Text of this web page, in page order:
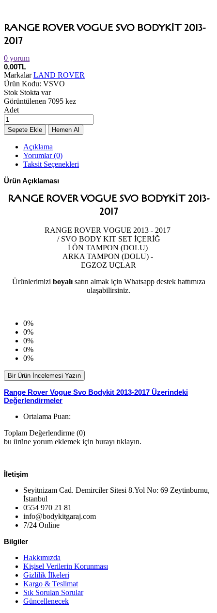
RANGE ROVER VOGUE SVO BODYKIT 2013-
2017
0 yorum
0,00TL
MarkalarLAND ROVER
Ürün Kodu: VSVO
Stok Stokta var
Görüntülenen 7095 kez
Adet
Açıklama
Yorumlar (0)
Taksit Seçenekleri
Ürün Açıklaması
RANGE ROVER VOGUE SVO BODYKIT 2013-
2017
RANGE ROVER VOGUE 2013 - 2017
/ SVO BODY KIT SET İÇERİĞ
İ ÖN TAMPON (DOLU)
ARKA TAMPON (DOLU) -
EGZOZ UÇLAR
Ürünlerimizi boyalısatın almak için Whatsapp destek hattımıza
ulaşabilirsiniz.
0%
0%
0%
0%
0%
Bir Ürün İncelemesi Yazın
Range Rover Vogue Svo Bodykit 2013-2017 Üzerindeki
Değerlendirmeler
Ortalama Puan:
Toplam Değerlendirme (0)
bu ürüne yorum eklemek için burayı tıklayın.
İletişim
Seyitnizam Cad. Demirciler Sitesi 8.Yol No: 69 Zeytinburnu,
İstanbul
0554 970 21 81
info@bodykitgaraj.com
7/24 Online
Bilgiler
Hakkımızda
Kişisel Verilerin Korunması
Gizlilik İlkeleri
Kargo & Teslimat
Sık Sorulan Sorular
Güncellenecek